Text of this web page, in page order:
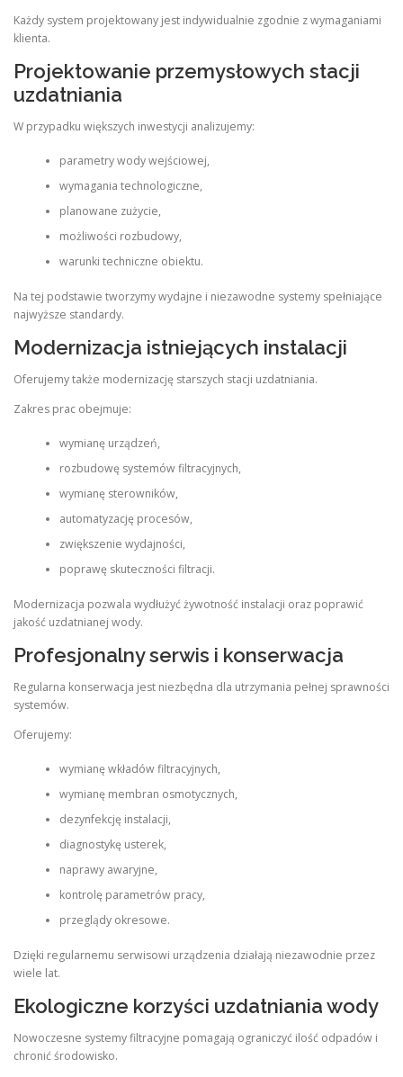
Każdy system projektowany jest indywidualnie zgodnie z wymaganiami
klienta.
Projektowanie przemysłowych stacji
uzdatniania
W przypadku większych inwestycji analizujemy:
parametry wody wejściowej,
wymagania technologiczne,
planowane zużycie,
możliwości rozbudowy,
warunki techniczne obiektu.
Na tej podstawie tworzymy wydajne i niezawodne systemy spełniające
najwyższe standardy.
Modernizacja istniejących instalacji
Oferujemy także modernizację starszych stacji uzdatniania.
Zakres prac obejmuje:
wymianę urządzeń,
rozbudowę systemów filtracyjnych,
wymianę sterowników,
automatyzację procesów,
zwiększenie wydajności,
poprawę skuteczności filtracji.
Modernizacja pozwala wydłużyć żywotność instalacji oraz poprawić
jakość uzdatnianej wody.
Profesjonalny serwis i konserwacja
Regularna konserwacja jest niezbędna dla utrzymania pełnej sprawności
systemów.
Oferujemy:
wymianę wkładów filtracyjnych,
wymianę membran osmotycznych,
dezynfekcję instalacji,
diagnostykę usterek,
naprawy awaryjne,
kontrolę parametrów pracy,
przeglądy okresowe.
Dzięki regularnemu serwisowi urządzenia działają niezawodnie przez
wiele lat.
Ekologiczne korzyści uzdatniania wody
Nowoczesne systemy filtracyjne pomagają ograniczyć ilość odpadów i
chronić środowisko.